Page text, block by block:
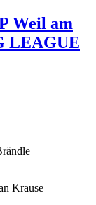
Weil am
LEAGUE
Krause